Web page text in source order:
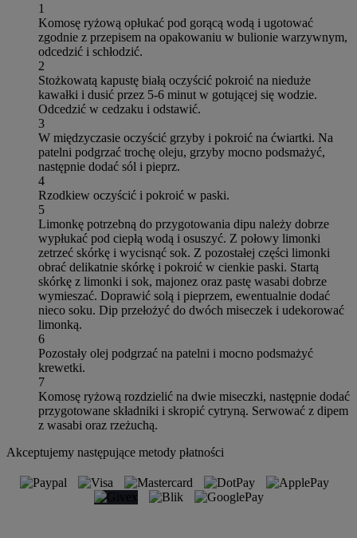
1
Komosę ryżową opłukać pod gorącą wodą i ugotować
zgodnie z przepisem na opakowaniu w bulionie warzywnym,
odcedzić i schłodzić.
2
Stożkowatą kapustę białą oczyścić pokroić na nieduże
kawałki i dusić przez 5-6 minut w gotującej się wodzie.
Odcedzić w cedzaku i odstawić.
3
W międzyczasie oczyścić grzyby i pokroić na ćwiartki. Na
patelni podgrzać trochę oleju, grzyby mocno podsmażyć,
następnie dodać sól i pieprz.
4
Rzodkiew oczyścić i pokroić w paski.
5
Limonkę potrzebną do przygotowania dipu należy dobrze
wypłukać pod ciepłą wodą i osuszyć. Z połowy limonki
zetrzeć skórkę i wycisnąć sok. Z pozostałej części limonki
obrać delikatnie skórkę i pokroić w cienkie paski. Startą
skórkę z limonki i sok, majonez oraz pastę wasabi dobrze
wymieszać. Doprawić solą i pieprzem, ewentualnie dodać
nieco soku. Dip przełożyć do dwóch miseczek i udekorować
limonką.
6
Pozostały olej podgrzać na patelni i mocno podsmażyć
krewetki.
7
Komosę ryżową rozdzielić na dwie miseczki, następnie dodać
przygotowane składniki i skropić cytryną. Serwować z dipem
z wasabi oraz rzeżuchą.
Akceptujemy następujące metody płatności